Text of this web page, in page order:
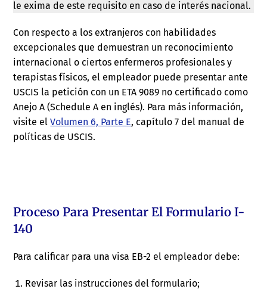
le exima de este requisito en caso de interés nacional.
Con respecto a los extranjeros con habilidades
excepcionales que demuestran un reconocimiento
internacional o ciertos enfermeros profesionales y
terapistas físicos, el empleador puede presentar ante
USCIS la petición con un ETA 9089 no certificado como
Anejo A (Schedule A en inglés). Para más información,
visite elVolumen 6, Parte E, capítulo 7 del manual de
políticas de USCIS.
Proceso Para Presentar El Formulario I-
140
Para calificar para una visa EB-2 el empleador debe:
Revisar las instrucciones del formulario;